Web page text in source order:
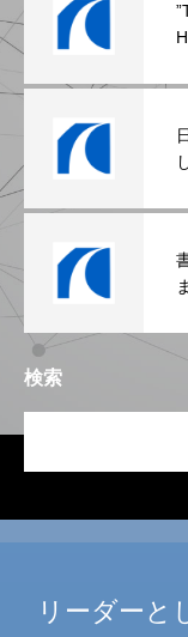
検索
リーダーと